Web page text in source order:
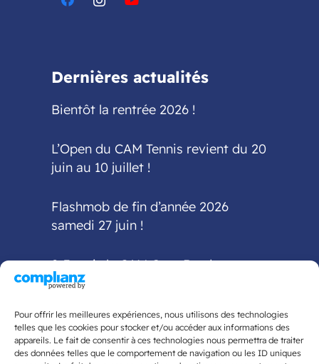
Pour offrir les meilleures expériences, nous utilisons des technologies
telles que les cookies pour stocker et/ou accéder aux informations des
appareils. Le fait de consentir à ces technologies nous permettra de traiter
des données telles que le comportement de navigation ou les ID uniques
Dernières actualités
Bientôt la rentrée 2026 !
L’Open du CAM Tennis revient du 20
juin au 10 juillet !
Flashmob de fin d’année 2026
samedi 27 juin !
2-3 mai : le CAM Gym Bordeaux
accueille la finale
Fédéral Régional
5ème édition du Tournoi National